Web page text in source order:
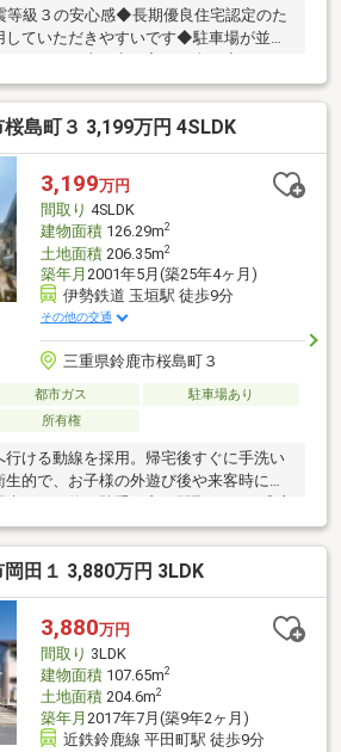
級３の安心感◆長期優良住宅認定のた
ていただきやすいです◆駐車場が並列
ているため車の出し入れも楽々◆システ
リビングがお好きな方はおすすめです◆
年～２０２６年にかけてリフォーム済
しで徒歩五分の安心感◆間接照明、エ
な綺麗な中古戸建◆中庭スペースと大き
ングはより落ち着ける空間に◆学童が近
がいらっしゃるご家族にとってはより安
あるスーパーも近く徒歩圏内
島町３ 3,199万円 4SLDK
3,199万円
間取り 4SLDK
建物面積126.29m2
土地面積206.35m2
築年月 2001年5月(築25年4ヶ月)
伊勢鉄道 玉垣駅 徒歩9分
その他の交通
三重県鈴鹿市桜島町３
都市ガス
駐車場あり
所有権
ける動線を採用。帰宅後すぐに手洗い
的で、お子様の外遊び後や来客時にも
動線を採用。来客時やご家族の生活リズ
ングを通らずにお部屋へ移動でき、プ
適に暮らせます♪◎リビングと続き間の
の広々空間として利用可能。家族が集
ちろん、来客時の客間としても活用で
える便利な間取りです♪
田１ 3,880万円 3LDK
3,880万円
間取り 3LDK
建物面積107.65m2
土地面積204.6m2
築年月 2017年7月(築9年2ヶ月)
近鉄鈴鹿線 平田町駅 徒歩9分